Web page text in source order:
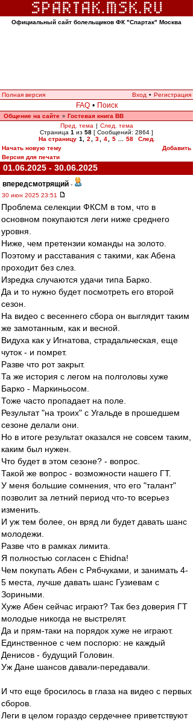
Официальный сайт болельщиков ФК "Спартак" Москва
Полная версия Вход • Регистрация
FAQ • Поиск
Общение на сайте » Гостевая книга ВВ
Пред. тема | След. тема
Страница 1 из 58 [ Сообщений: 2864 ]
На страницу 1 2 3 4 5 58
След.
Начать новую тему
Добавить
Версия для печати
01.06.2025 - 30.06.2025
впередсмотрящий -
30 июн 2025 23:51
Проблема селекции ФКСМ в том, что в
основном покупаются леги ниже среднего
уровня.
Ниже, чем претензии команды на золото.
Поэтому и расставания с такими, как Абена
проходит без слез.
Изредка случаются удачи типа Барко.
Да и то нужно будет посмотреть его второй
сезон.
На видео с весеннего сбора он выглядит таким
же замотанным, как и весной.
Видуха как у Игнатова, страдальческая, еще
чуток - и помрет.
Разве что рот закрыт.
Та же история с легом на полголовы хуже
Барко - Маркиньосом.
Тоже часто пропадает на поле.
Результат "на троих" с Угальде в прошедшем
сезоне делали они.
Но в итоге результат оказался не совсем таким,
каким был нужен.
Что будет в этом сезоне? - вопрос.
Такой же вопрос - возможности нашего ГТ.
У меня большие сомнения, что его "талант"
позволит за летний период что-то всерьез
изменить.
И уж тем более, он вряд ли будет давать шанс
молодежи.
Разве что в рамках лимита.
Я полностью согласен с Ehidna!
Чем покупать Абен с Рябчуками, и занимать 4-
5 места, лучше давать шанс Гузиевам с
Зориными.
Хуже Абен сейчас играют? Так без доверия ГТ
молодые никогда не выстрелят.
Да и прям-таки на порядок хуже не играют.
Единственное с чем поспорю: не каждый
Денисов - будущий Головин.
Уж Дане шансов давали-передавали.
И что еще бросилось в глаза на видео с первых
сборов.
Леги в целом гораздо сердечнее приветствуют